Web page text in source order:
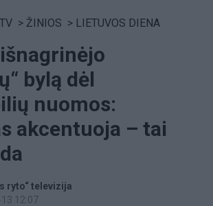
> ŽINIOS > LIETUVOS DIENA
bylą dėl
nuomos:
akcentuoja – tai
ryto“ televizija
12:07